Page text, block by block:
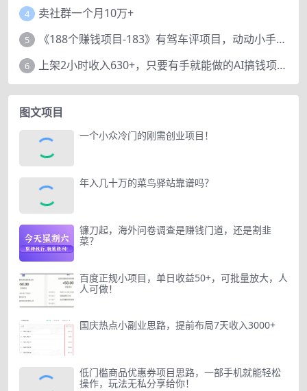
4 卖社群一个月10万+
5 《188个赚钱项目-183》有驾车评项目，动动小手，复制粘贴赚44元！
6 上架2小时收入630+，只要有手就能做的AI搞钱项目，奶奶看完都能学会!
图文项目
一个小众冷门的刚需创业项目！
年入几十万的菜鸟驿站靠谱吗？
镰刀起，海外问卷调查是赚钱门道，还是割韭
菜？
百度正规小项目，单日收益50+，可批量放大，人
人可做！
国庆热点小副业思路，提前布局7天收入3000+
低门槛商品优惠券项目思路，一部手机就能轻松
操作，玩法无私分享给你！